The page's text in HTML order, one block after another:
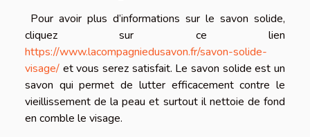
Pour avoir plus d’informations sur le savon solide,
cliquez sur ce lien
https://www.lacompagniedusavon.fr/savon-solide-
visage/ et vous serez satisfait. Le savon solide est un
savon qui permet de lutter efficacement contre le
vieillissement de la peau et surtout il nettoie de fond
en comble le visage.